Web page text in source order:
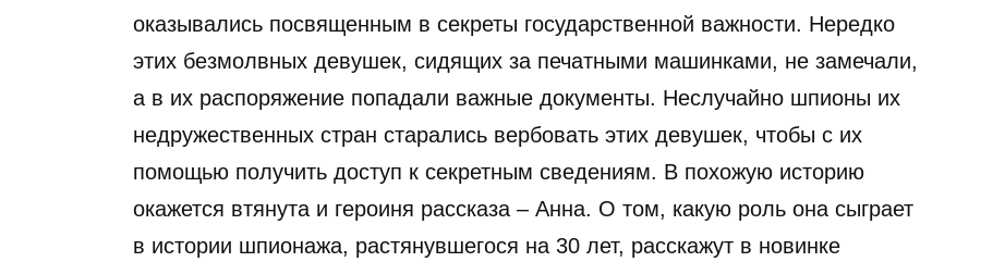
оказывались посвященным в секреты государственной важности. Нередко
этих безмолвных девушек, сидящих за печатными машинками, не замечали,
а в их распоряжение попадали важные документы. Неслучайно шпионы их
недружественных стран старались вербовать этих девушек, чтобы с их
помощью получить доступ к секретным сведениям. В похожую историю
окажется втянута и героиня рассказа – Анна. О том, какую роль она сыграет
в истории шпионажа, растянувшегося на 30 лет, расскажут в новинке